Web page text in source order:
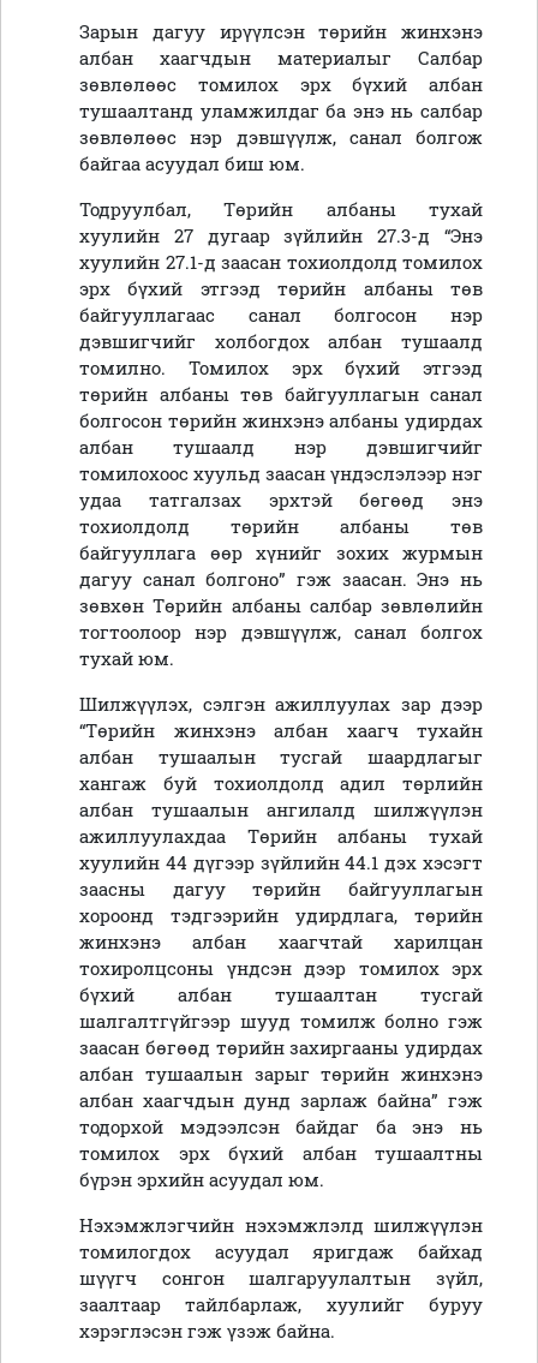
Зарын дагуу ирүүлсэн төрийн жинхэнэ
албан хаагчдын материалыг Салбар
зөвлөлөөс томилох эрх бүхий албан
тушаалтанд уламжилдаг ба энэ нь салбар
зөвлөлөөс нэр дэвшүүлж, санал болгож
байгаа асуудал биш юм.
Тодруулбал, Төрийн албаны тухай
хуулийн 27 дугаар зүйлийн 27.3-д “Энэ
хуулийн 27.1-д заасан тохиолдолд томилох
эрх бүхий этгээд төрийн албаны төв
байгууллагаас санал болгосон нэр
дэвшигчийг холбогдох албан тушаалд
томилно. Томилох эрх бүхий этгээд
төрийн албаны төв байгууллагын санал
болгосон төрийн жинхэнэ албаны удирдах
албан тушаалд нэр дэвшигчийг
томилохоос хуульд заасан үндэслэлээр нэг
удаа татгалзах эрхтэй бөгөөд энэ
тохиолдолд төрийн албаны төв
байгууллага өөр хүнийг зохих журмын
дагуу санал болгоно” гэж заасан. Энэ нь
зөвхөн Төрийн албаны салбар зөвлөлийн
тогтоолоор нэр дэвшүүлж, санал болгох
тухай юм.
Шилжүүлэх, сэлгэн ажиллуулах зар дээр
“Төрийн жинхэнэ албан хаагч тухайн
албан тушаалын тусгай шаардлагыг
хангаж буй тохиолдолд адил төрлийн
албан тушаалын ангилалд шилжүүлэн
ажиллуулахдаа Төрийн албаны тухай
хуулийн 44 дүгээр зүйлийн 44.1 дэх хэсэгт
заасны дагуу төрийн байгууллагын
хороонд тэдгээрийн удирдлага, төрийн
жинхэнэ албан хаагчтай харилцан
тохиролцсоны үндсэн дээр томилох эрх
бүхий албан тушаалтан тусгай
шалгалтгүйгээр шууд томилж болно гэж
заасан бөгөөд төрийн захиргааны удирдах
албан тушаалын зарыг төрийн жинхэнэ
албан хаагчдын дунд зарлаж байна” гэж
тодорхой мэдээлсэн байдаг ба энэ нь
томилох эрх бүхий албан тушаалтны
бүрэн эрхийн асуудал юм.
Нэхэмжлэгчийн нэхэмжлэлд шилжүүлэн
томилогдох асуудал яригдаж байхад
шүүгч сонгон шалгаруулалтын зүйл,
заалтаар тайлбарлаж, хуулийг буруу
хэрэглэсэн гэж үзэж байна.